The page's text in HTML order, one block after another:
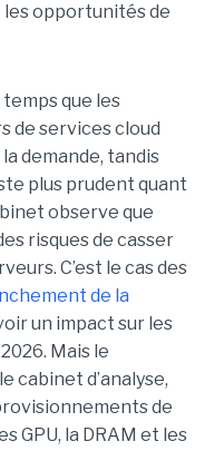
les opportunités de
que les
de services cloud
demande, tandis
plus prudent quant
observe que
risques de casser
C’est le cas des
de la
un impact sur les
Mais le
cabinet d’analyse,
de
GPU, la DRAM et les